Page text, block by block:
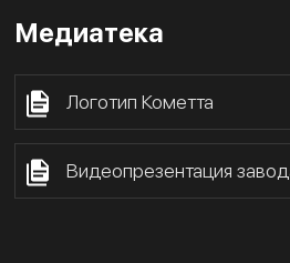
Медиатека
Логотип Кометта
Видеопрезентация